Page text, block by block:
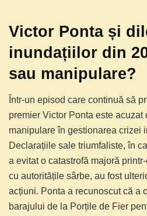
Victor Ponta și
inundațiilor din
sau manipulare?
Într-un episod care continuă să
premier Victor Ponta este acuzat
manipulare în gestionarea crizei
Declarațiile sale triumfaliste, în
a evitat o catastrofă majoră
cu autoritățile sârbe, au fost
acțiuni. Ponta a recunoscut că a
barajului de la Porțile de Fier